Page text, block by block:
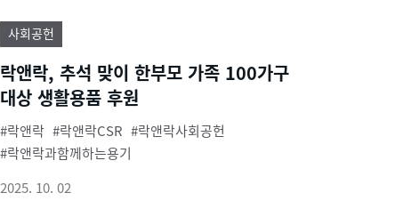
사회공헌
락앤락, 추석 맞이 한부모 가족 100가구
대상 생활용품 후원
락앤락 락앤락CSR
락앤락사회공헌
락앤락과함께하는용기
2025. 10. 02